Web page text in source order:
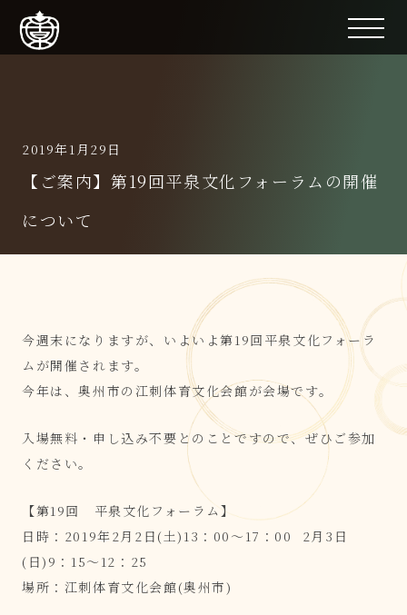
2019年1月29日
【ご案内】第19回平泉文化フォーラムの開催
について
今週末になりますが、いよいよ第19回平泉文化フォーラ
ムが開催されます。
今年は、奥州市の江刺体育文化会館が会場です。
入場無料・申し込み不要とのことですので、ぜひご参加
ください。
【第19回 平泉文化フォーラム】
日時：2019年2月2日(土)13：00～17：00 2月3日
(日)9：15～12：25
場所：江刺体育文化会館(奥州市)